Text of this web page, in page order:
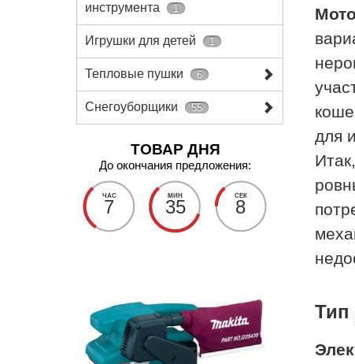
инструмента
1
Игрушки для детей 1
Тепловые пушки 6
Снегоуборщики 55
ТОВАР ДНЯ
До окончания предложения:
ЧАС
7
МИН
35
СЕК
7
для
Тип